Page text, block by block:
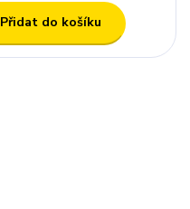
Přidat do košíku